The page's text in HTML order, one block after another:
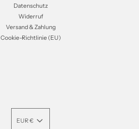
Datenschutz
Widerruf
Versand & Zahlung
Cookie-Richtlinie (EU)
EUR €